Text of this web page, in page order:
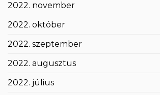
2022. november
2022. október
2022. szeptember
2022. augusztus
2022. július